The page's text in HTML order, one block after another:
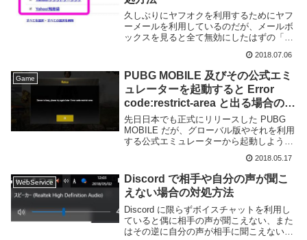
久しぶりにヤフオクを利用するためにヤフ
ーメールを利用しているのだが、メールボ
ックスを見ると全て無効にしたはずの「お
いた。情報メールはこのように一括解除で
きるのだが、設定を見ると以下のように項
目が追加され...
2018.07.06
Game
PUBG MOBILE 及びその公式エミ
ュレーターを起動すると Error
code:restrict-area と出る場合の対
処方法
先日日本でも正式にリリースした PUBG
MOBILE だが、グローバル版やそれを利用
する公式エミュレーターから起動しようと
するとログイン時に「Server is busy,
please try again later. Error co... 2018.05.17
WebService
Discord で相手や自分の声が聞こ
えない場合の対処方法
Discord に限らずボイスチャットを利用し
ていると偶に相手の声が聞こえない、また
はその逆に自分の声が相手に聞こえない、